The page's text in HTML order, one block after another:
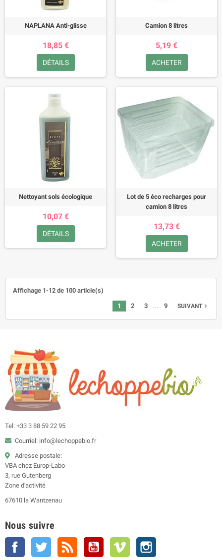
NAPLANA Anti-glisse
18,85 €
DÉTAILS
Camion 8 litres
5,19 €
ACHETER
Nettoyant sols écologique
10,07 €
DÉTAILS
Lot de 5 éco recharges pour
camion 8 litres
13,73 €
ACHETER
Affichage 1-12 de 100 article(s)
1 2 3 … 9 SUIVANT
Tel: +33 3 88 59 22 95
Courriel: info@lechoppebio.fr
Adresse postale:
VBA chez Europ-Labo
3, rue Gutenberg
Zone d'activité
67610 la Wantzenau
Nous suivre
Facebook Twitter YouTube Vimeo